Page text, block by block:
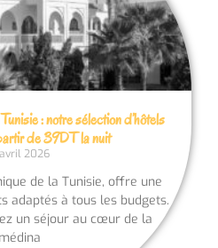
: notre sélection d’hôtels
de 39DT la nuit
2026
de la Tunisie, offre une
adaptés à tous les budgets.
un séjour au cœur de la
médina